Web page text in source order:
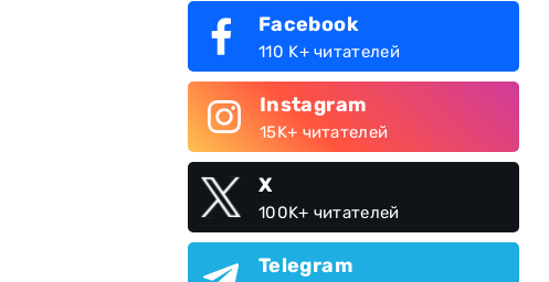
Facebook
110 K+ читателей
Instagram
15K+ читателей
X
100K+ читателей
Telegram